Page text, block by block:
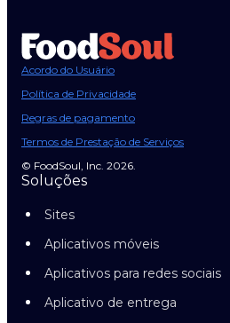
Acordo do Usuário
Política de Privacidade
Regras de pagamento
Termos de Prestação de Serviços
© FoodSoul, Inc. 2026.
Soluções
Sites
Aplicativos móveis
Aplicativos para redes sociais
Aplicativo de entrega